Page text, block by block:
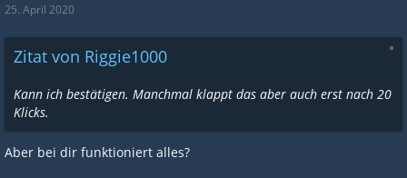
25. April 2020
Zitat von Riggie1000
Kann ich bestätigen. Manchmal klappt das aber auch erst nach 20
Klicks.
Aber bei dir funktioniert alles?